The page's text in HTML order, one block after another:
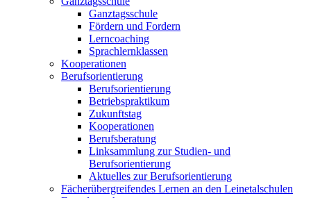
Ganztagsschule
Fördern und Fordern
Lerncoaching
Sprachlernklassen
Kooperationen
Berufsorientierung
Berufsorientierung
Betriebspraktikum
Zukunftstag
Kooperationen
Berufsberatung
Linksammlung zur Studien- und
Berufsorientierung
Aktuelles zur Berufsorientierung
Fächerübergreifendes Lernen an den Leinetalschulen